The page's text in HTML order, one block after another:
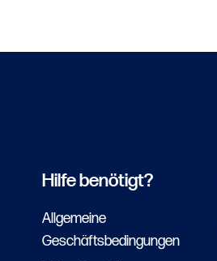
Hilfe benötigt?
Allgemeine
Geschäftsbedingungen